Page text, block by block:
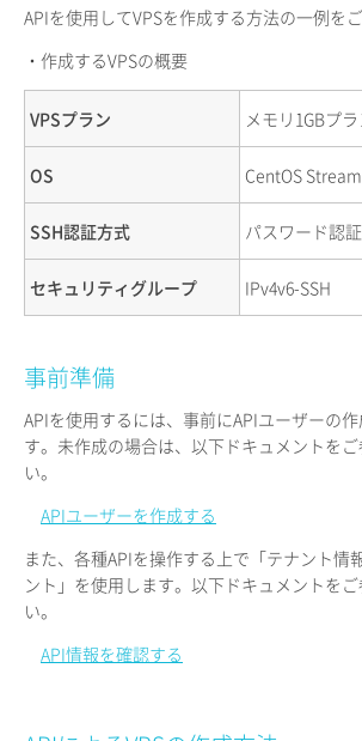
サービス一覧
サポート
ログイン
APIを使用してVPSを作成する方法の一例を
・作成するVPSの概要
VPSプラン メモリ1GBプ
OS CentOS
SSH認証方式 パスワード認証
セキュリティグループ IPv4v6-SSH
事前準備
APIを使用するには、事前にAPIユーザーの
す。未作成の場合は、以下ドキュメントを
い。
APIユーザーを作成する
また、各種APIを操作する上で「テナント情
ント」を使用します。以下ドキュメントを
い。
API情報を確認する